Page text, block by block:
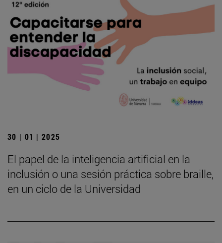
30 | 01 | 2025
El papel de la inteligencia artificial en la
inclusión o una sesión práctica sobre braille,
en un ciclo de la Universidad